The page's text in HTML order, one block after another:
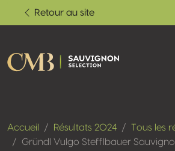
Retour au site
Accueil Résultats 2024
Tous les
Gründl Vulgo Stefflbauer